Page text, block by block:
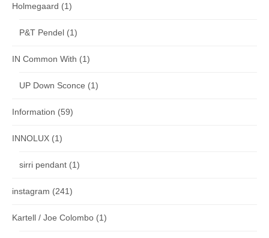
Holmegaard (1)
P&T Pendel (1)
IN Common With (1)
UP Down Sconce (1)
Information (59)
INNOLUX (1)
sirri pendant (1)
instagram (241)
Kartell / Joe Colombo (1)